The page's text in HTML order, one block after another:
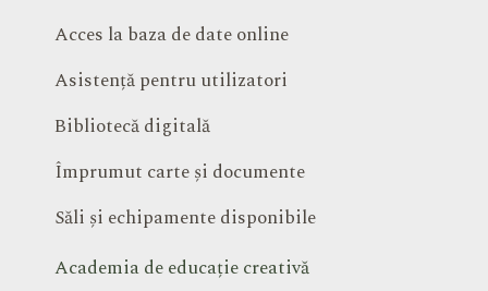
Acces la baza de date online
Asistență pentru utilizatori
Bibliotecă digitală
Împrumut carte și documente
Săli și echipamente disponibile
Academia de educație creativă